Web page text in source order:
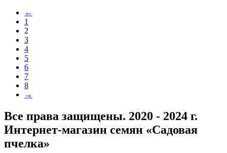
←
1
2
3
4
5
6
7
8
→
Все права защищены. 2020 - 2024 г.
Интернет-магазин семян «Садовая
пчелка»